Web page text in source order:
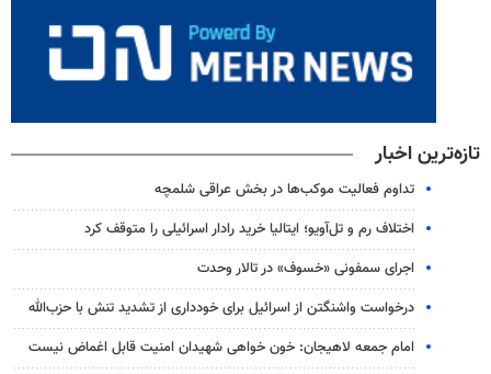
تازه‌ترین اخبار
تداوم فعالیت موکب‌ها در بخش عراقی شلمچه
اختلاف رم و تل‌آویو؛ ایتالیا خرید رادار اسرائیلی را متوقف کرد
اجرای سمفونی «خسوف» در تالار وحدت
درخواست واشنگتن از اسرائیل برای خودداری از تشدید تنش با حزب‌‎الله
امام جمعه لاهیجان: خون‌ خواهی شهیدان امنیت قابل اغماض نیست